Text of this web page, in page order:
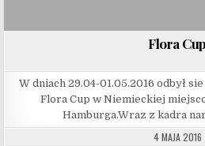
Flora Cup
W dniach 29.04-01.05.2016 odbył
Flora Cup w Niemieckiej
Hamburga.Wraz z kadra
4 MAJA 2016